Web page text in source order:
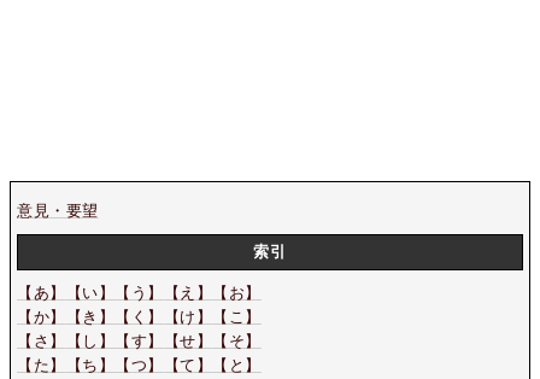
意見・要望
索引
【あ】 【い】 【う】 【え】
【お】
【か】
【き】 【く】 【け】
【こ】
【さ】
【し】 【す】 【せ】
【そ】
【た】
【ち】 【つ】 【て】
【と】